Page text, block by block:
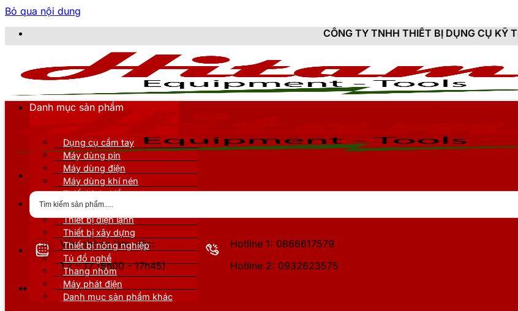
Bỏ qua nội dung
CÔNG TY TNHH THIẾT BỊ DỤNG CỤ KỸ THUẬT HITAMI
Văn phòng làm việc:
T2 - T7 (8h00 - 17h45)
Hotline 1: 0866617579
Hotline 2: 0932623575
Danh mục sản phẩm
Dụng cụ cầm tay
Máy dùng pin
Máy dùng điện
Máy dùng khí nén
Thiết bị đo kiểm
Thiết bị nâng đỡ
Thiết bị điện lạnh
Thiết bị xây dựng
Thiết bị nông nghiệp
Tủ đồ nghề
Thang nhôm
Máy phát điện
Danh mục sản phẩm khác